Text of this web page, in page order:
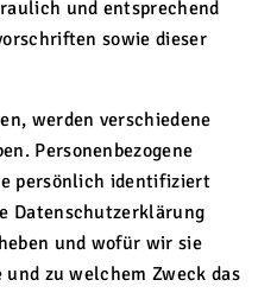
und entsprechend
sowie dieser
werden verschiedene
Personenbezogene
persönlich identifiziert
Datenschutzerklärung
und wofür wir sie
zu welchem Zweck das